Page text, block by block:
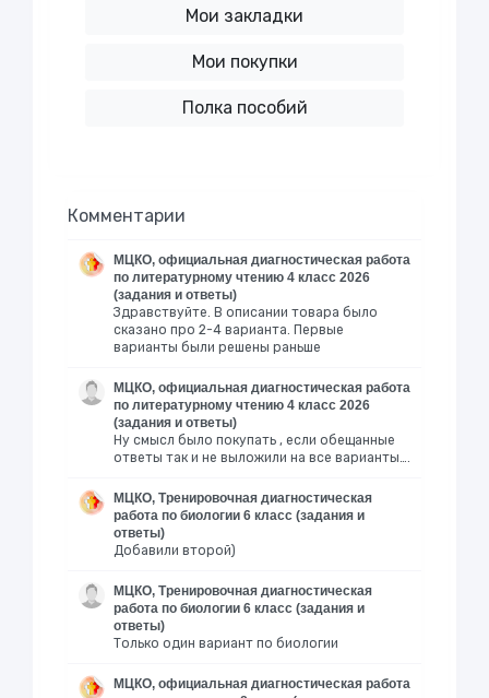
Мои закладки
Мои покупки
Полка пособий
Комментарии
МЦКО, официальная диагностическая работа
по литературному чтению 4 класс 2026
(задания и ответы)
Здравствуйте. В описании товара было
сказано про 2-4 варианта. Первые
варианты были решены раньше
МЦКО, официальная диагностическая работа
по литературному чтению 4 класс 2026
(задания и ответы)
Ну смысл было покупать , если обещанные
ответы так и не выложили на все варианты….
МЦКО, Тренировочная диагностическая
работа по биологии 6 класс (задания и
ответы)
Добавили второй)
МЦКО, Тренировочная диагностическая
работа по биологии 6 класс (задания и
ответы)
Только один вариант по биологии
МЦКО, официальная диагностическая работа